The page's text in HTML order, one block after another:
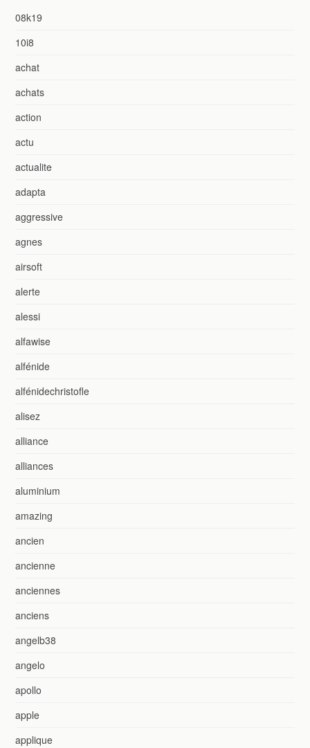
08k19
10i8
achat
achats
action
actu
actualite
adapta
aggressive
agnes
airsoft
alerte
alessi
alfawise
alfénide
alfénidechristofle
alisez
alliance
alliances
aluminium
amazing
ancien
ancienne
anciennes
anciens
angelb38
angelo
apollo
apple
applique